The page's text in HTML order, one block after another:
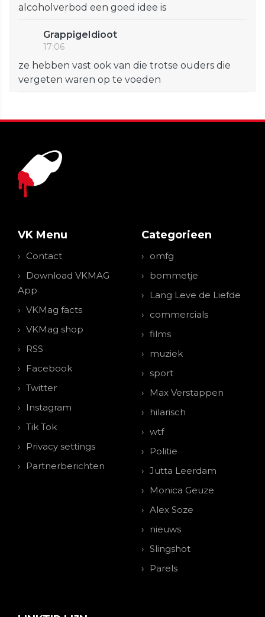
alcoholverbod een goed idee is
GrappigeIdioot
17:06
ze hebben vast ook van die trotse ouders die
vergeten waren op te voeden
VK Menu
Contact
Download VKMAG
App
VKMag facts
VKMag shop
RSS
Facebook
Twitter
Instagram
Tik Tok
Privacy settings
Partnerberichten
Categorieen
omfg
bommetje
Lang Leve de Liefde
commercials
films
muziek
sport
Max Verstappen
hilarisch
wtf
Politie
Jutta Leerdam
Monica Geuze
Alex Soze
nieuws
Slingshot
Parels